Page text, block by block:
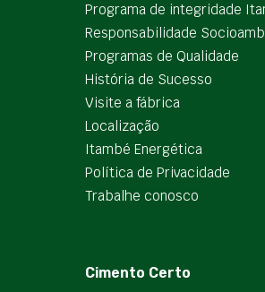
Programa de integridade
Responsabilidade
Programas de Qualidade
História de Sucesso
Visite a fábrica
Localização
Itambé Energética
Política de Privacidade
Trabalhe conosco
Cimento Certo